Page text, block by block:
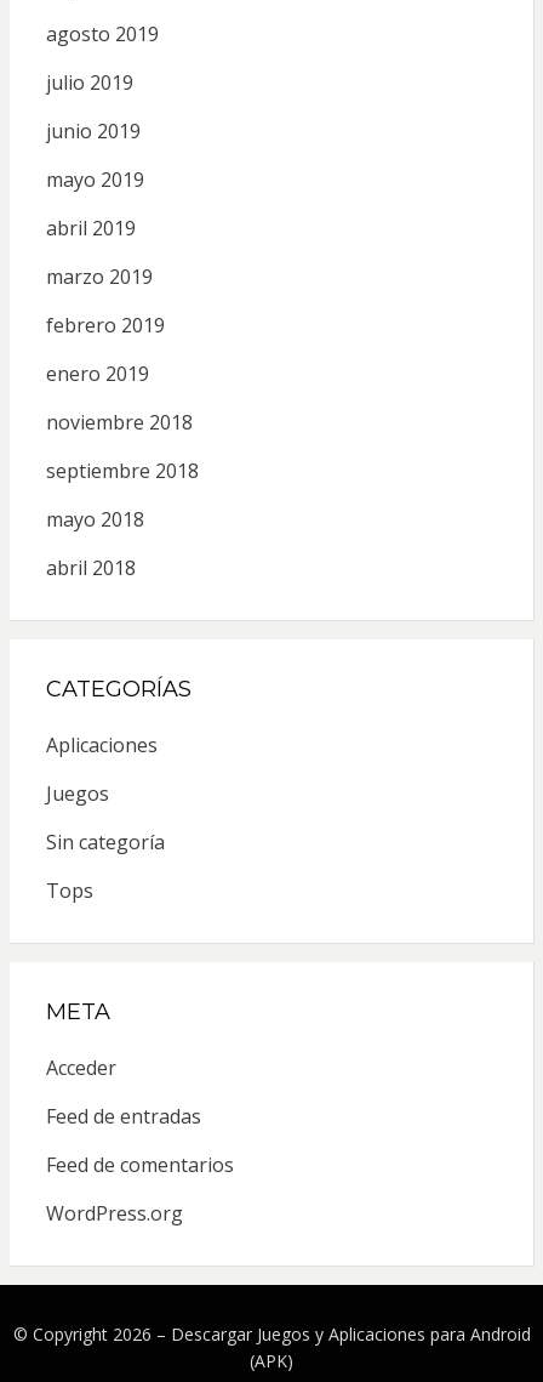
agosto 2019
julio 2019
junio 2019
mayo 2019
abril 2019
marzo 2019
febrero 2019
enero 2019
noviembre 2018
septiembre 2018
mayo 2018
abril 2018
CATEGORÍAS
Aplicaciones
Juegos
Sin categoría
Tops
META
Acceder
Feed de entradas
Feed de comentarios
WordPress.org
© Copyright 2026 – Descargar Juegos y Aplicaciones para Android
(APK)